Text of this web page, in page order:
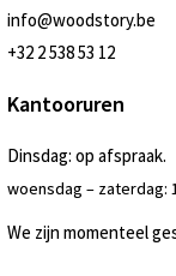
info@woodstory.be
+32 2 538 53 12
Kantooruren
Dinsdag: op afspraak.
woensdag – zaterdag:
We zijn momenteel